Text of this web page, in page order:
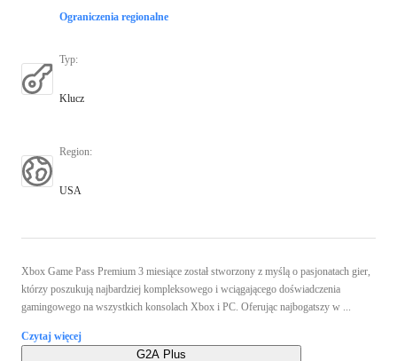
Ograniczenia regionalne
Typ:
Klucz
Region:
USA
Xbox Game Pass Premium 3 miesiące został stworzony z myślą o pasjonatach gier,
którzy poszukują najbardziej kompleksowego i wciągającego doświadczenia
gamingowego na wszystkich konsolach Xbox i PC. Oferując najbogatszy w ...
Czytaj więcej
G2A Plus